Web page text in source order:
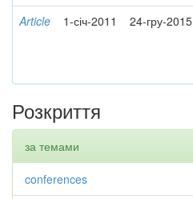
Article 1-січ-2011 24-гру-2015
Розкриття
за темами
conferences